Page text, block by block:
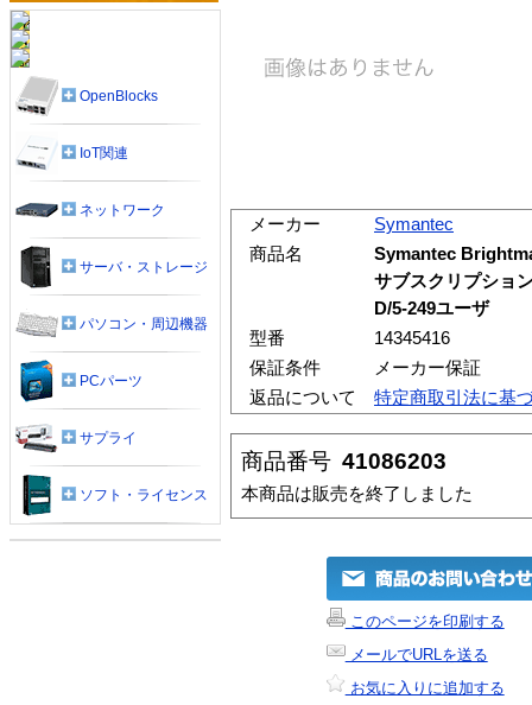
メーカー
Symantec
商品名
Symantec
サブスクリプショ
D/5-249ユーザ
型番
14345416
保証条件
メーカー保証
返品について
特定商取引法に基
商品番号 41086203
本商品は販売を終了しました
このページを印刷する
メールでURLを送る
お気に入りに追加する
OpenBlocks
IoT関連
ネットワーク
サーバ・ストレージ
パソコン・周辺機器
PCパーツ
サプライ
ソフト・ライセンス